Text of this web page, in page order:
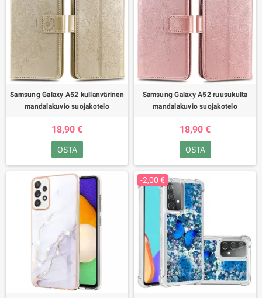
Samsung Galaxy A52 kullanvärinen
mandalakuvio suojakotelo
18,90 €
OSTA
Samsung Galaxy A52 ruusukulta
mandalakuvio suojakotelo
18,90 €
OSTA
-2,00 €